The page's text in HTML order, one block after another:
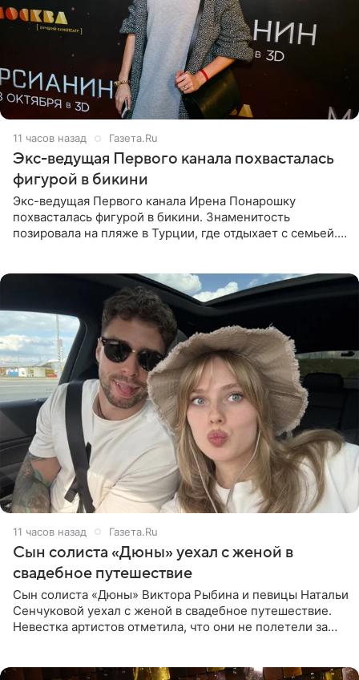
11 часов назад Газета.Ru
Экс-ведущая Первого канала похвасталась
фигурой в бикини
Экс-ведущая Первого канала Ирена Понарошку
похвасталась фигурой в бикини. Знаменитость
позировала на пляже в Турции, где отдыхает с семьей.
11 часов назад Газета.Ru
Сын солиста «Дюны» уехал с женой в
свадебное путешествие
Сын солиста «Дюны» Виктора Рыбина и певицы Натальи
Сенчуковой уехал с женой в свадебное путешествие.
Невестка артистов отметила, что они не полетели за